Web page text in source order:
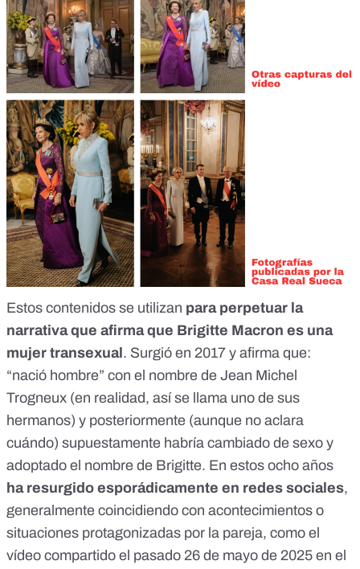
Estos contenidos se utilizan para perpetuar la
narrativa que afirma que Brigitte Macron es una
mujer transexual . Surgió en 2017 y afirma que:
“nació hombre” con el nombre de Jean Michel
Trogneux (en realidad, así se llama uno de sus
hermanos) y posteriormente (aunque no aclara
cuándo) supuestamente habría cambiado de sexo y
adoptado el nombre de Brigitte. En estos ocho años
ha resurgido esporádicamente en redes sociales,
generalmente coincidiendo con acontecimientos o
situaciones protagonizadas por la pareja, como el
vídeo compartido el pasado 26 de mayo de 2025 en el